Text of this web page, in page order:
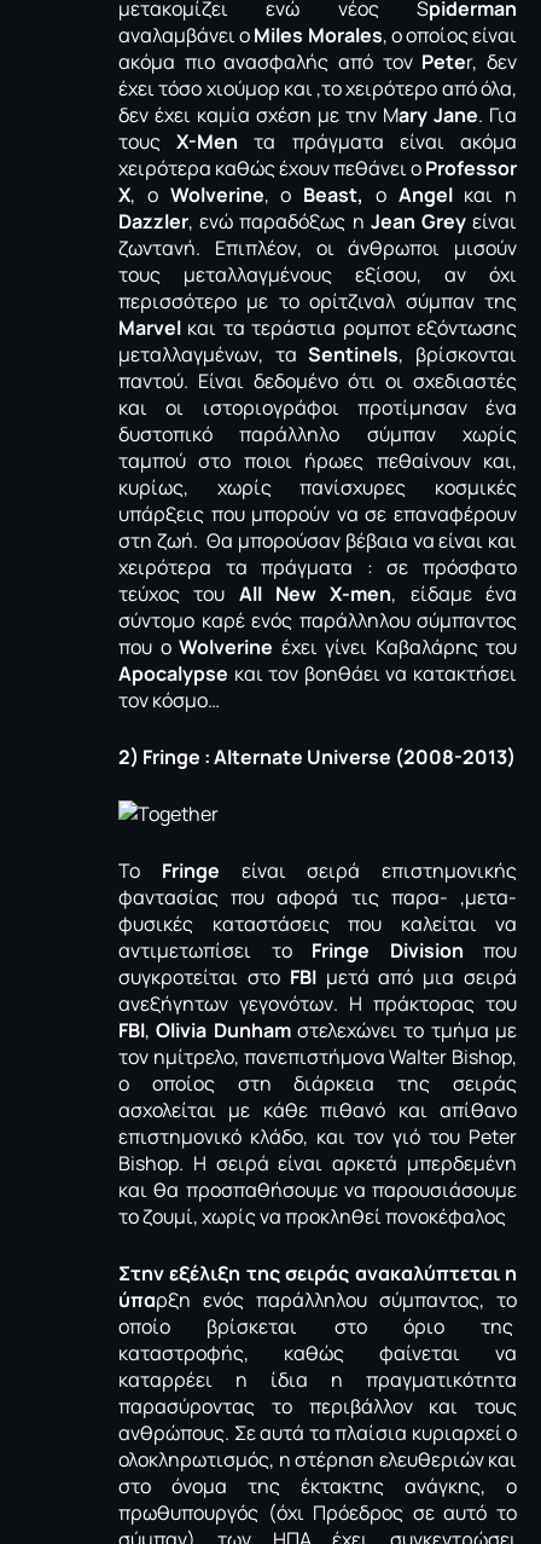
μετακομίζει ενώ νέος Spiderman
αναλαμβάνει οMiles Morales, ο οποίος είναι
ακόμα πιο ανασφαλής από τον Peter, δεν
έχει τόσο χιούμορ και ,το χειρότερο από όλα,
δεν έχει καμία σχέση με την Mary Jane. Για
τουςX-Men τα πράγματα είναι ακόμα
χειρότερα καθώς έχουν πεθάνει οProfessor
X, ο Wolverine, o Beast, ο Angelκαι η
Dazzler, ενώ παραδόξως η Jean Greyείναι
ζωντανή. Επιπλέον, οι άνθρωποι μισούν
τους μεταλλαγμένους εξίσου, αν όχι
περισσότερο με το ορίτζιναλ σύμπαν της
Marvel και τα τεράστια ρομποτ εξόντωσης
μεταλλαγμένων, ταSentinels, βρίσκονται
παντού. Είναι δεδομένο ότι οι σχεδιαστές
και οι ιστοριογράφοι προτίμησαν ένα
δυστοπικό παράλληλο σύμπαν χωρίς
ταμπού στο ποιοι ήρωες πεθαίνουν και,
κυρίως, χωρίς πανίσχυρες κοσμικές
υπάρξεις που μπορούν να σε επαναφέρουν
στη ζωή. Θα μπορούσαν βέβαια να είναι και
χειρότερα τα πράγματα : σε πρόσφατο
τεύχος του All New X-men, είδαμε ένα
σύντομο καρέ ενός παράλληλου σύμπαντος
που ο Wolverine έχει γίνει Καβαλάρης του
Apocalypse και τον βοηθάει να κατακτήσει
τον κόσμο…
2) Fringe : Alternate Universe (2008-2013)
Το Fringe είναι σειρά επιστημονικής
φαντασίας που αφορά τις παρα- ,μετα-
φυσικές καταστάσεις που καλείται να
αντιμετωπίσει το Fringe Division που
συγκροτείται στο FBIμετά από μια σειρά
ανεξήγητων γεγονότων. Η πράκτορας του
FBI,Olivia Dunhamστελεχώνει το τμήμα με
τον ημίτρελο, πανεπιστήμονα Walter Bishop,
ο οποίος στη διάρκεια της σειράς
ασχολείται με κάθε πιθανό και απίθανο
επιστημονικό κλάδο, και τον γιό του Peter
Bishop. Η σειρά είναι αρκετά μπερδεμένη
και θα προσπαθήσουμε να παρουσιάσουμε
το ζουμί, χωρίς να προκληθεί πονοκέφαλος
Στην εξέλιξη της σειράς ανακαλύπτεται η
ύπαρξη ενός παράλληλου σύμπαντος, το
οποίο βρίσκεται στο όριο της
καταστροφής, καθώς φαίνεται να
καταρρέει η ίδια η πραγματικότητα
παρασύροντας το περιβάλλον και τους
ανθρώπους. Σε αυτά τα πλαίσια κυριαρχεί ο
ολοκληρωτισμός, η στέρηση ελευθεριών και
στο όνομα της έκτακτης ανάγκης, ο
πρωθυπουργός (όχι Πρόεδρος σε αυτό το